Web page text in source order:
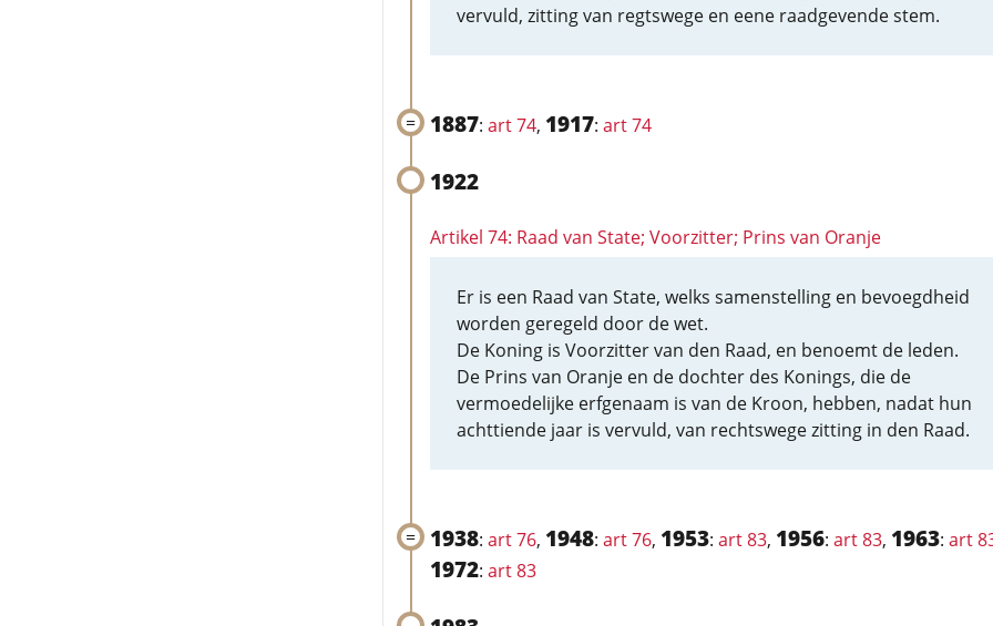
vervuld, zitting van regtswege en eene raadgevende stem.
1887: art 74, 1917: art 74
1922
Artikel 74: Raad van State; Voorzitter; Prins van Oranje
Er is een Raad van State, welks samenstelling en bevoegdheid
worden geregeld door de wet.
De Koning is Voorzitter van den Raad, en benoemt de leden.
De Prins van Oranje en de dochter des Konings, die de
vermoedelijke erfgenaam is van de Kroon, hebben, nadat hun
achttiende jaar is vervuld, van rechtswege zitting in den Raad.
1938: art 76, 1948: art 76, 1953: art 83, 1956: art 83, 1963: art
1972: art 83